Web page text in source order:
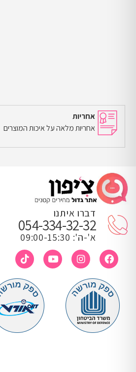
אחריות
אחריות מלאה על איכות המוצרים
דברו איתנו
054-334-32-32
א'-ה': 09:00-15:30